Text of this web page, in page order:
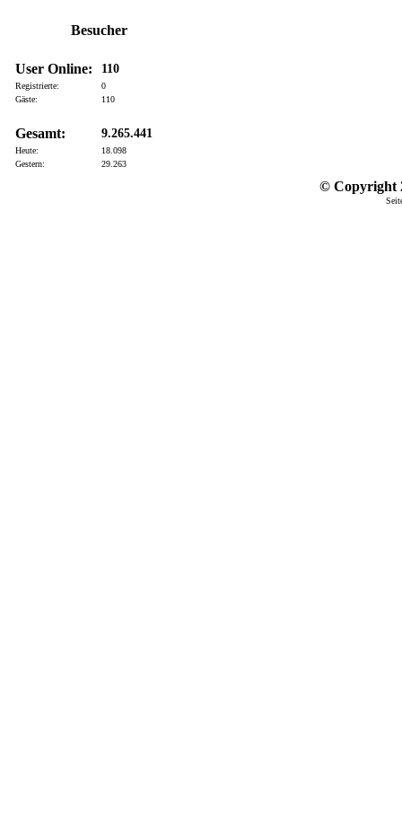
Besucher
User Online: 110
Registrierte:
0
Gäste:
110
Gesamt: 9.265.441
Heute:
18.098
Gestern:
29.263
© Copyright